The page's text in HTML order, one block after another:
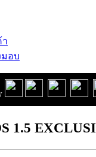
อบ
1.5